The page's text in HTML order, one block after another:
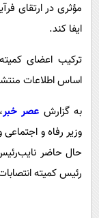
مؤثری در ارتقای
ایفا کند.
ترکیب اعضای
اساس اطلاعات
به گزارش عصر خبر
وزیر رفاه و
حال حاضر
رئیس کمیته